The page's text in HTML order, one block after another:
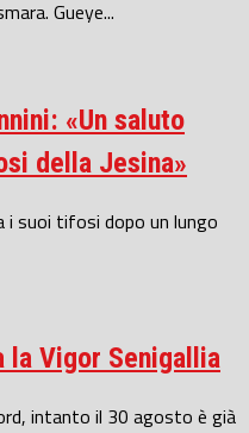
Gueye...
«Un saluto
della Jesina»
i suoi tifosi dopo un lungo
la Vigor Senigallia
intanto il 30 agosto è già